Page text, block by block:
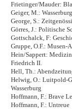
Frietinger/Mauder:
Geiger, M.:
George, S.:
Görres, J.: Politische
Gottschalck, F:
Gruppe, O.F.: Musen-
Hein/Sappert:
Friedrich II.
Hell, Th.:
Helwig, O.: Luitpold-
Wasserburg
Hoffmann, F.: Brave
Hoffmann, F.: Untreue